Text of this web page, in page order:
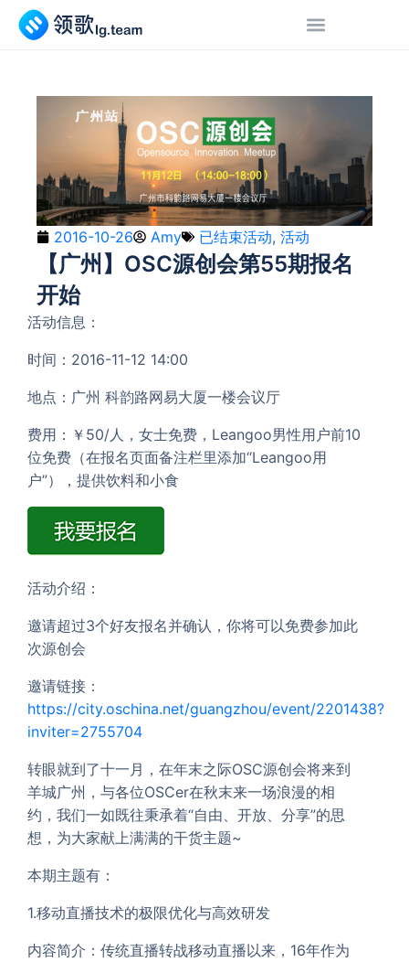
2016-10-26 Amy 已结束活动, 活动
【广州】OSC源创会第55期报名
开始
活动信息：
时间：2016-11-12 14:00
地点：广州 科韵路网易大厦一楼会议厅
费用：￥50/人，女士免费，Leangoo男性用户前10
位免费（在报名页面备注栏里添加“Leangoo用
户”），提供饮料和小食
活动介绍：
邀请超过3个好友报名并确认，你将可以免费参加此
次源创会
邀请链接：
https://city.oschina.net/guangzhou/event/2201438?
inviter=2755704
转眼就到了十一月，在年末之际OSC源创会将来到
羊城广州，与各位OSCer在秋末来一场浪漫的相
约，我们一如既往秉承着“自由、开放、分享”的思
想，为大家献上满满的干货主题~
本期主题有：
1.移动直播技术的极限优化与高效研发
内容简介：传统直播转战移动直播以来，16年作为